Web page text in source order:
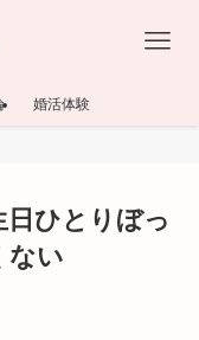
婚活体験
日ひとりぼっ
ない